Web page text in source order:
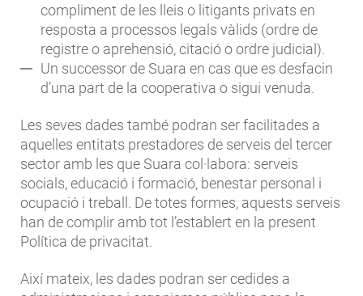
compliment de les lleis o litigants privats en
resposta a processos legals vàlids (ordre de
registre o aprehensió, citació o ordre judicial).
Un successor de Suara en cas que es desfacin
d’una part de la cooperativa o sigui venuda.
Les seves dades també podran ser facilitades a
aquelles entitats prestadores de serveis del tercer
sector amb les que Suara col·labora: serveis
socials, educació i formació, benestar personal i
ocupació i treball. De totes formes, aquests serveis
han de complir amb tot l’establert en la present
Política de privacitat.
Així mateix, les dades podran ser cedides a